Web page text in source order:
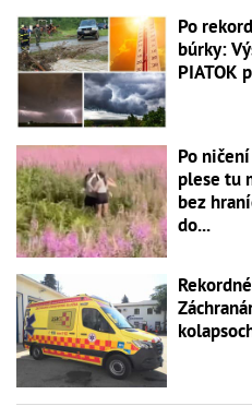
Po
búrky:
PIATOK
Po
plese tu
bez
do...